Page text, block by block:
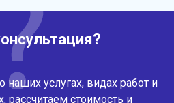
услугах, видах работ и
рассчитаем стоимость и